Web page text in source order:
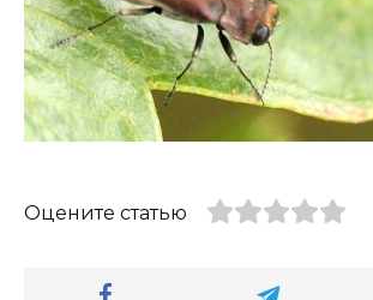
Оцените статью